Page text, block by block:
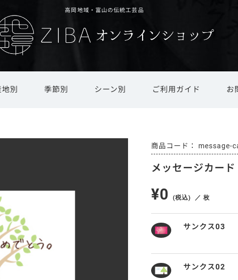
高岡地域・富山の伝統工芸品
別 季節別 シーン別 ご利用ガイド お
具・ステーショナリー インテリア雑貨・日用品
干支置物
井波彫刻 越中和紙
新春 春 夏
暦祝い・長寿祝い 引越し祝い・新築祝い
ギフト用オプション
オリジナルオーダー ギフト対応
メッセージカード
message-
¥0(税込) ／ 枚
サンクス03
サンクス02